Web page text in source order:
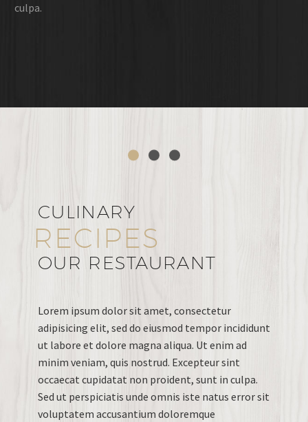
culpa.
CULINARY
RECIPES
OUR RESTAURANT
Lorem ipsum dolor sit amet, consectetur
adipisicing elit, sed do eiusmod tempor incididunt
ut labore et dolore magna aliqua. Ut enim ad
minim veniam, quis nostrud. Excepteur sint
occaecat cupidatat non proident, sunt in culpa.
Sed ut perspiciatis unde omnis iste natus error sit
voluptatem accusantium doloremque